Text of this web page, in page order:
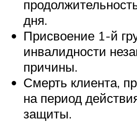
дня.
Присвоение 1-й
инвалидности
причины.
Смерть клиента,
на период
защиты.